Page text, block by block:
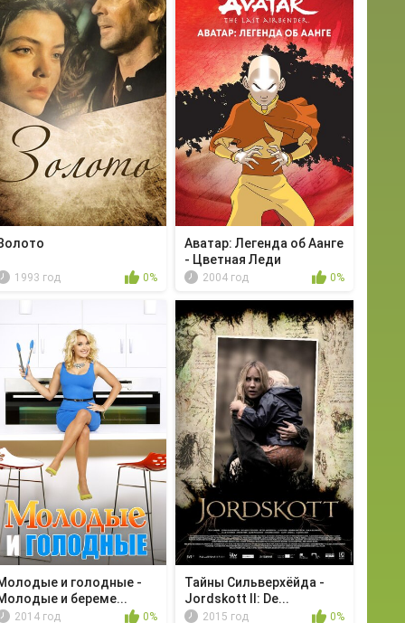
1993 год 0%
Аватар: Легенда об Аанге
- Цветная Леди
2004 год 0%
и голодные -
и береме...
2014 год 0%
Тайны Сильверхёйда -
Jordskott II: De...
2015 год 0%